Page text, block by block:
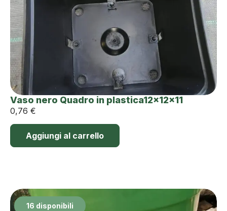
Vaso nero Quadro in plastica12x12x11
0,76 €
Aggiungi al carrello
16 disponibili